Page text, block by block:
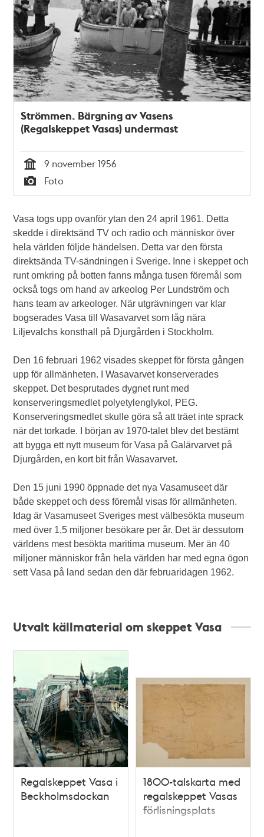
Strömmen. Bärgning av Vasens
(Regalskeppet Vasas) undermast
Tid
9 november 1956
Typ
Foto
Vasa togs upp ovanför ytan den 24 april 1961. Detta
skedde i direktsänd TV och radio och människor över
hela världen följde händelsen. Detta var den första
direktsända TV-sändningen i Sverige. Inne i skeppet och
runt omkring på botten fanns många tusen föremål som
också togs om hand av arkeolog Per Lundström och
hans team av arkeologer. När utgrävningen var klar
bogserades Vasa till Wasavarvet som låg nära
Liljevalchs konsthall på Djurgården i Stockholm.
Den 16 februari 1962 visades skeppet för första gången
upp för allmänheten. I Wasavarvet konserverades
skeppet. Det besprutades dygnet runt med
konserveringsmedlet polyetylenglykol, PEG.
Konserveringsmedlet skulle göra så att träet inte sprack
när det torkade. I början av 1970-talet blev det bestämt
att bygga ett nytt museum för Vasa på Galärvarvet på
Djurgården, en kort bit från Wasavarvet.
Den 15 juni 1990 öppnade det nya Vasamuseet där
både skeppet och dess föremål visas för allmänheten.
Idag är Vasamuseet Sveriges mest välbesökta museum
med över 1,5 miljoner besökare per år. Det är dessutom
världens mest besökta maritima museum. Mer än 40
miljoner människor från hela världen har med egna ögon
sett Vasa på land sedan den där februaridagen 1962.
Utvalt källmaterial om skeppet Vasa
Regalskeppet Vasa i
Beckholmsdockan
1800-talskarta med
regalskeppet Vasas
förlisningsplats